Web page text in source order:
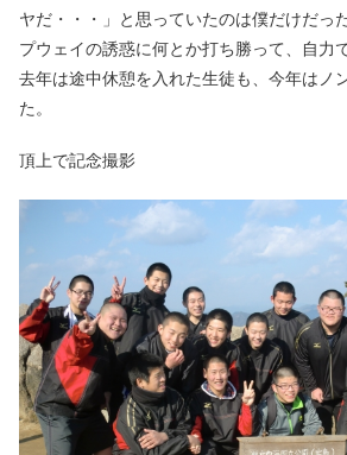
ヤだ・・・」と思っていたのは僕だけだっ
プウェイの誘惑に何とか打ち勝って、自力
去年は途中休憩を入れた生徒も、今年はノ
た。
頂上で記念撮影